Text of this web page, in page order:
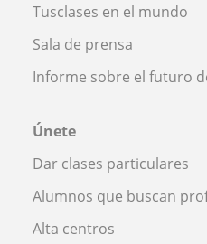
Tusclases en el mundo
Sala de prensa
Informe sobre el futuro
Únete
Dar clases particulares
Alumnos que buscan
Alta centros